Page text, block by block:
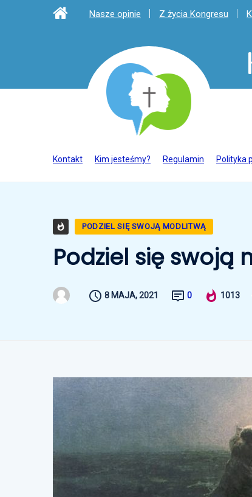
Nasze opinie Z życia Kongresu
Kontakt Kim jesteśmy? Regulamin Polityka
PODZIEL SIĘ SWOJĄ MODLITWĄ
Podziel się swoją
8 MAJA, 2021 0 1013